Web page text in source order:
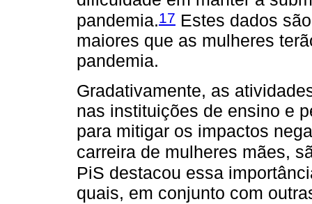
pandemia.17 Estes dados
maiores que as mulheres
pandemia.
Gradativamente, as
nas instituições de ensino e
para mitigar os impactos
carreira de mulheres mães,
PiS destacou essa
quais, em conjunto com